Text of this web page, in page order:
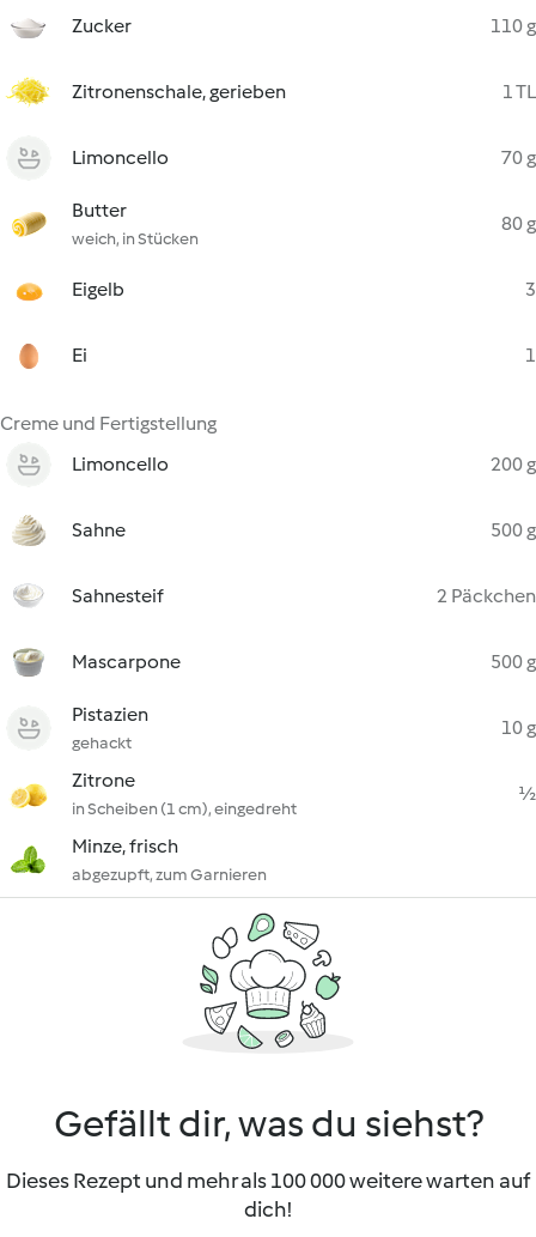
Zucker
110 g
Zitronenschale, gerieben 1 TL
Limoncello 70 g
Butter
weich, in Stücken
80 g
Eigelb 3
Ei 1
Creme und Fertigstellung
Limoncello
200 g
Sahne 500 g
Sahnesteif 2 Päckchen
Mascarpone 500 g
Pistazien
gehackt
10 g
Zitrone
in Scheiben (1 cm), eingedreht
½
Minze, frisch
abgezupft, zum Garnieren
Gefällt dir, was du siehst?
Dieses Rezept und mehr als 100 000 weitere warten auf
dich!